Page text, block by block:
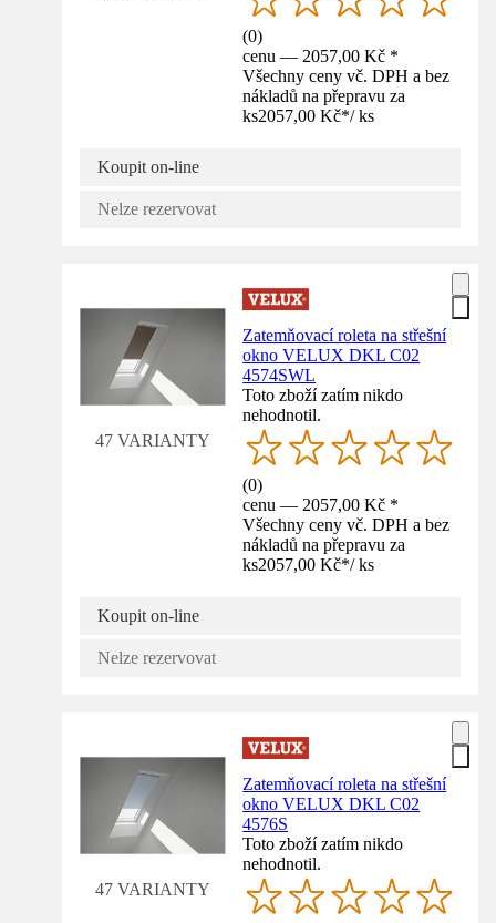
(0)
cenu — 2057,00 Kč *
Všechny ceny vč. DPH a bez
nákladů na přepravu za
ks2057,00 Kč*/ ks
Koupit on-line
Nelze rezervovat
47 VARIANTY
Zatemňovací roleta na střešní
okno VELUX DKL C02
4574SWL
Toto zboží zatím nikdo
nehodnotil.
(0)
cenu — 2057,00 Kč *
Všechny ceny vč. DPH a bez
nákladů na přepravu za
ks2057,00 Kč*/ ks
Koupit on-line
Nelze rezervovat
47 VARIANTY
Zatemňovací roleta na střešní
okno VELUX DKL C02
4576S
Toto zboží zatím nikdo
nehodnotil.